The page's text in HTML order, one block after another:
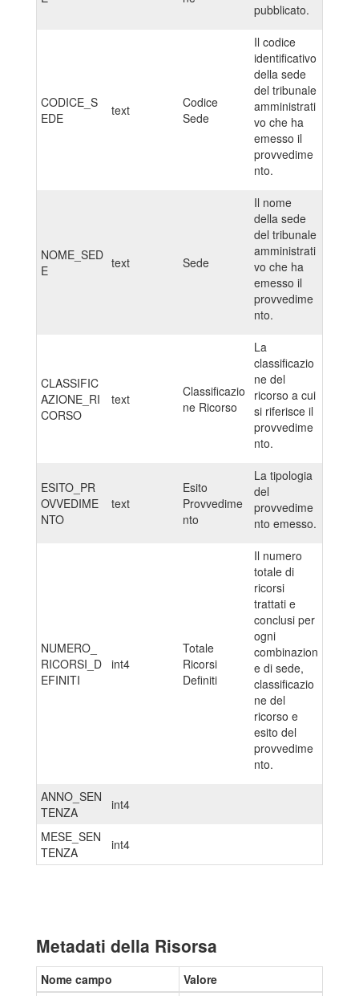
pubblicato.
CODICE_S
EDE
text
Codice
Sede
Il codice
identificativo
della sede
del tribunale
amministrati
vo che ha
emesso il
provvedime
nto.
NOME_SED
E
text Sede
Il nome
della sede
del tribunale
amministrati
vo che ha
emesso il
provvedime
nto.
CLASSIFIC
AZIONE_RI
CORSO
text
Classificazio
ne Ricorso
La
classificazio
ne del
ricorso a cui
si riferisce il
provvedime
nto.
ESITO_PR
OVVEDIME
NTO
text
Esito
Provvedime
nto
La tipologia
del
provvedime
nto emesso.
NUMERO_
RICORSI_D
EFINITI
int4
Totale
Ricorsi
Definiti
Il numero
totale di
ricorsi
trattati e
conclusi per
ogni
combinazion
e di sede,
classificazio
ne del
ricorso e
esito del
provvedime
nto.
ANNO_SEN
TENZA
int4
MESE_SEN
TENZA
int4
Metadati della Risorsa
Nome campo
Valore